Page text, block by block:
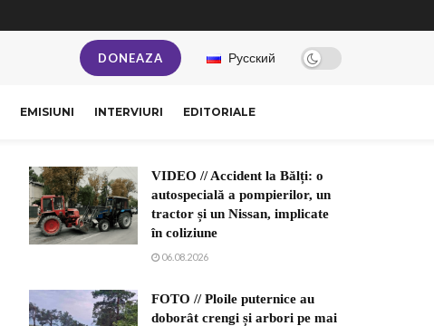
DONEAZA Русский
EMISIUNI INTERVIURI EDITORIALE
VIDEO // Accident la Bălți: o
autospecială a pompierilor, un
tractor și un Nissan, implicate
în coliziune
06.08.2026
FOTO // Ploile puternice au
doborât crengi și arbori pe mai